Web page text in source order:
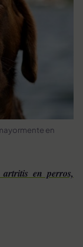
en
en perros,